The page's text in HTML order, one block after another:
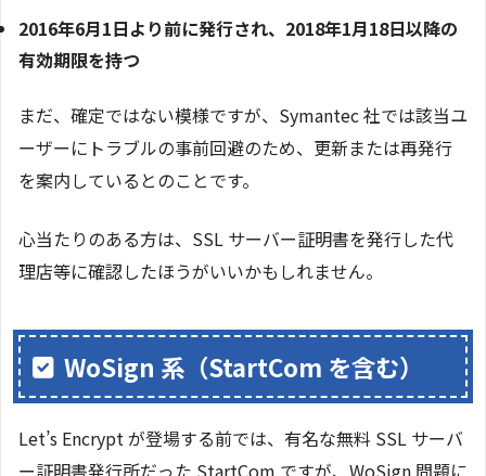
2016年6月1日より前に発行され、2018年1月18日以降の
有効期限を持つ
まだ、確定ではない模様ですが、Symantec 社では該当ユ
ーザーにトラブルの事前回避のため、更新または再発行
を案内しているとのことです。
心当たりのある方は、SSL サーバー証明書を発行した代
理店等に確認したほうがいいかもしれません。
WoSign 系（StartCom を含む）
Let’s Encrypt が登場する前では、有名な無料 SSL サーバ
ー証明書発行所だった StartCom ですが、WoSign 問題に